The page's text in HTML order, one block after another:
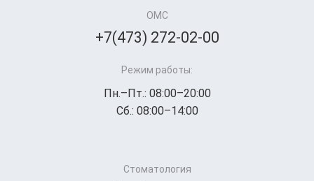
ОМС
+7(473) 272-02-00
Режим работы:
Пн.–Пт.: 08:00–20:00
Сб.: 08:00–14:00
Стоматология